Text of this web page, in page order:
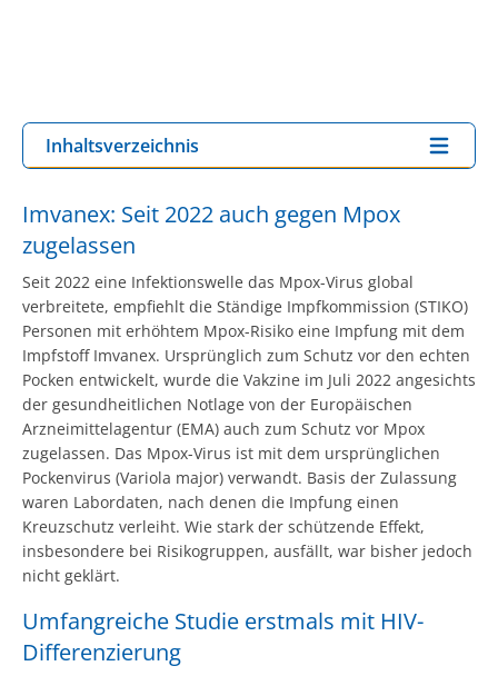
Inhaltsverzeichnis
Imvanex: Seit 2022 auch gegen Mpox
zugelassen
Seit 2022 eine Infektionswelle das Mpox-Virus global
verbreitete, empfiehlt die Ständige Impfkommission (STIKO)
Personen mit erhöhtem Mpox-Risiko eine Impfung mit dem
Impfstoff Imvanex. Ursprünglich zum Schutz vor den echten
Pocken entwickelt, wurde die Vakzine im Juli 2022 angesichts
der gesundheitlichen Notlage von der Europäischen
Arzneimittelagentur (EMA) auch zum Schutz vor Mpox
zugelassen. Das Mpox-Virus ist mit dem ursprünglichen
Pockenvirus (Variola major) verwandt. Basis der Zulassung
waren Labordaten, nach denen die Impfung einen
Kreuzschutz verleiht. Wie stark der schützende Effekt,
insbesondere bei Risikogruppen, ausfällt, war bisher jedoch
nicht geklärt.
Umfangreiche Studie erstmals mit HIV-
Differenzierung